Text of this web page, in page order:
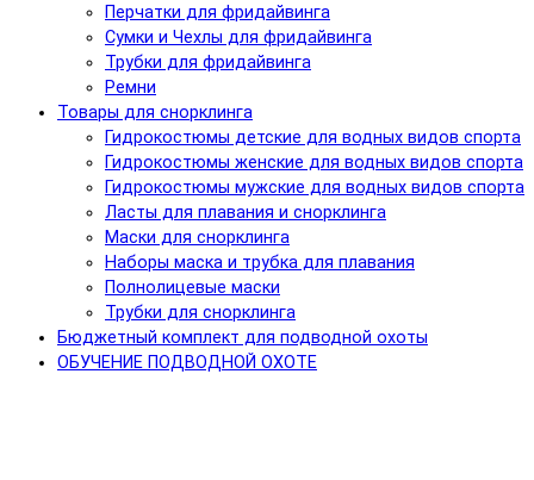
Перчатки для фридайвинга
Сумки и Чехлы для фридайвинга
Трубки для фридайвинга
Ремни
Товары для снорклинга
Гидрокостюмы детские для водных видов спорта
Гидрокостюмы женские для водных видов спорта
Гидрокостюмы мужские для водных видов спорта
Ласты для плавания и снорклинга
Маски для снорклинга
Наборы маска и трубка для плавания
Полнолицевые маски
Трубки для снорклинга
Бюджетный комплект для подводной охоты
ОБУЧЕНИЕ ПОДВОДНОЙ ОХОТЕ